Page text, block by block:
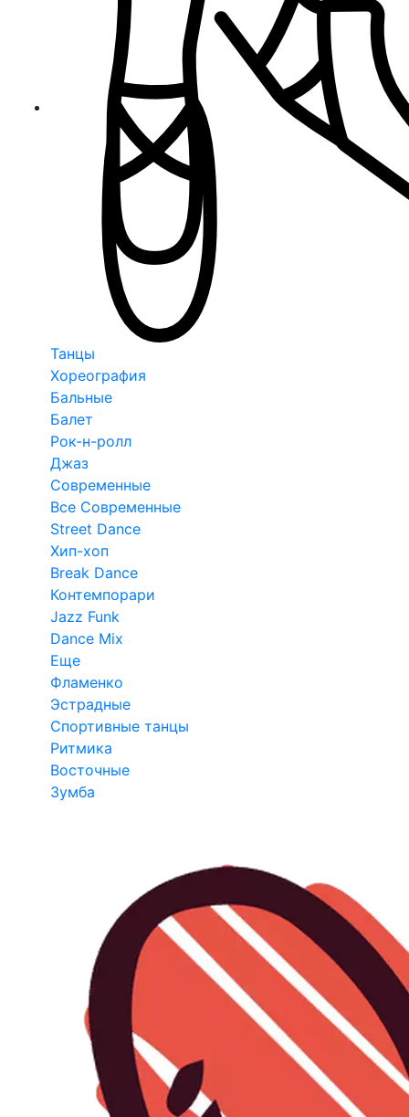
Танцы
Хореография
Бальные
Балет
Рок-н-ролл
Джаз
Современные
Все Современные
Street Dance
Хип-хоп
Break Dance
Контемпорари
Jazz Funk
Dance Mix
Еще
Фламенко
Эстрадные
Спортивные танцы
Ритмика
Восточные
Зумба